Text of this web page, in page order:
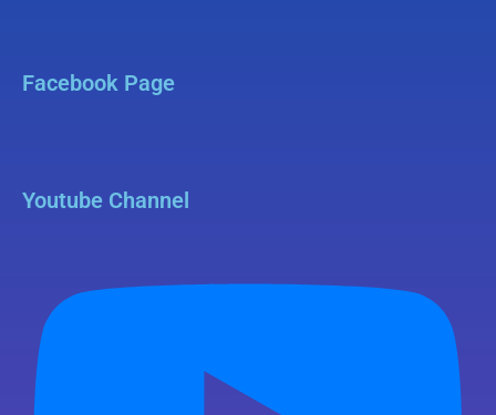
Facebook Page
Youtube Channel